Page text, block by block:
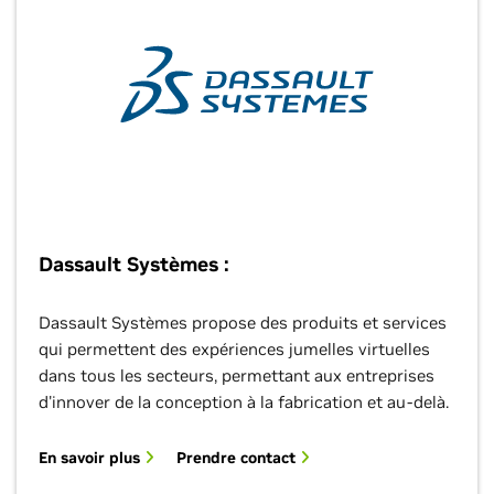
Dassault Systèmes :
Dassault Systèmes propose des produits et services
qui permettent des expériences jumelles virtuelles
dans tous les secteurs, permettant aux entreprises
d'innover de la conception à la fabrication et au-delà.
En savoir plus Prendre contact